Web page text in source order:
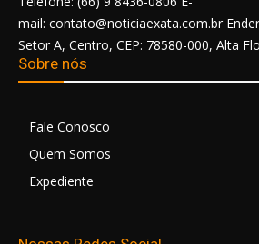
mail: contato@noticiaexata.com.br
Setor A, Centro, CEP: 78580-000, Alta
Sobre nós
Fale Conosco
Quem Somos
Expediente